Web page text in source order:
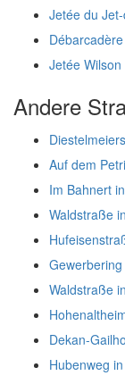
Jetée du
Jetée
Andere
Auf dem
Im Bahnert
Waldstraße
Waldstraße
Dekan-
Hubenweg